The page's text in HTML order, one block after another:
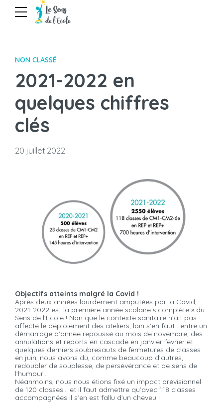
NON CLASSÉ
2021-2022 en
quelques chiffres
clés
20 juillet 2022
Objectifs atteints malgré la Covid !
Après deux années lourdement amputées par la Covid,
2021-2022 est la première année scolaire « complète » du
Sens de l’Ecole ! Non que le contexte sanitaire n’ait pas
affecté le déploiement des ateliers, loin s’en faut : entre un
démarrage d’année repoussé au mois de novembre, des
annulations et reports en cascade en janvier-février et
quelques derniers soubresauts de fermetures de classes
en juin, nous avons dû, comme beaucoup d’autres,
redoubler de souplesse, de persévérance et de sens de
l’humour…
Néanmoins, nous nous étions fixé un impact prévisionnel
de 120 classes… et il faut admettre qu’avec 118 classes
accompagnées il s’en est fallu d’un cheveu !